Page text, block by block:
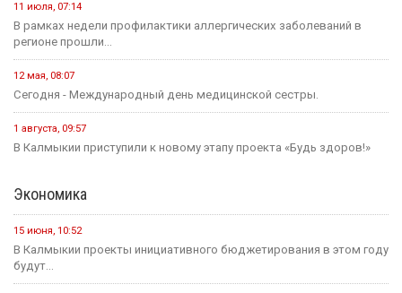
11 июля, 07:14
В рамках недели профилактики аллергических заболеваний в
регионе прошли...
12 мая, 08:07
Сегодня - Международный день медицинской сестры.
1 августа, 09:57
В Калмыкии приступили к новому этапу проекта «Будь здоров!»
Экономика
15 июня, 10:52
В Калмыкии проекты инициативного бюджетирования в этом году
будут...